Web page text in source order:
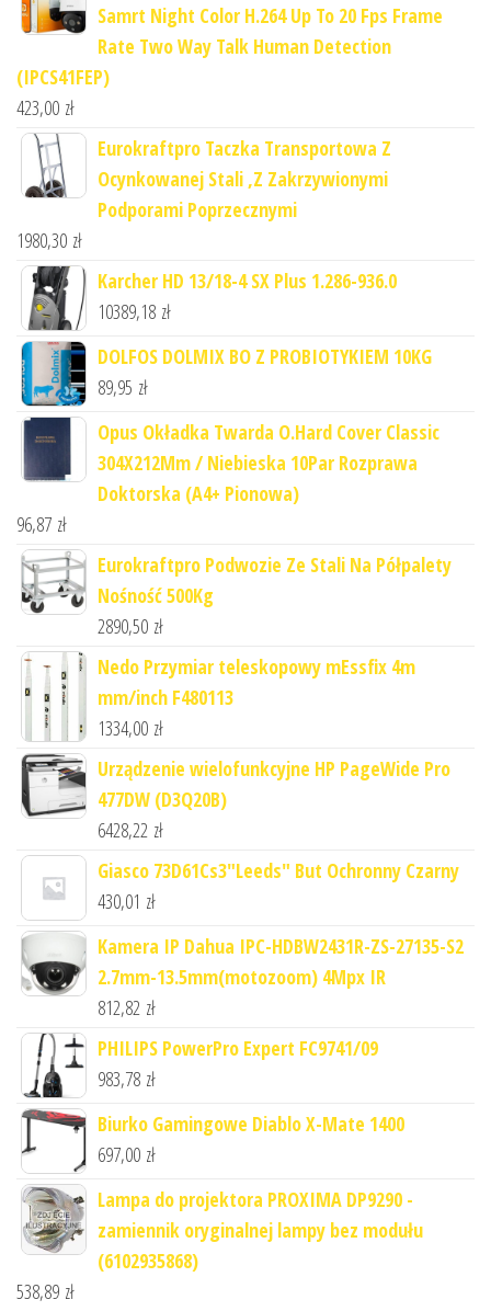
Samrt Night Color H.264 Up To 20 Fps Frame
Rate Two Way Talk Human Detection
(IPCS41FEP)
423,00 zł
Eurokraftpro Taczka Transportowa Z
Ocynkowanej Stali ,Z Zakrzywionymi
Podporami Poprzecznymi
1980,30 zł
Karcher HD 13/18-4 SX Plus 1.286-936.0
10389,18 zł
DOLFOS DOLMIX BO Z PROBIOTYKIEM 10KG
89,95 zł
Opus Okładka Twarda O.Hard Cover Classic
304X212Mm / Niebieska 10Par Rozprawa
Doktorska (A4+ Pionowa)
96,87 zł
Eurokraftpro Podwozie Ze Stali Na Półpalety
Nośność 500Kg
2890,50 zł
Nedo Przymiar teleskopowy mEssfix 4m
mm/inch F480113
1334,00 zł
Urządzenie wielofunkcyjne HP PageWide Pro
477DW (D3Q20B)
6428,22 zł
Giasco 73D61Cs3"Leeds" But Ochronny Czarny
430,01 zł
Kamera IP Dahua IPC-HDBW2431R-ZS-27135-S2
2.7mm-13.5mm(motozoom) 4Mpx IR
812,82 zł
PHILIPS PowerPro Expert FC9741/09
983,78 zł
Biurko Gamingowe Diablo X-Mate 1400
697,00 zł
Lampa do projektora PROXIMA DP9290 -
zamiennik oryginalnej lampy bez modułu
(6102935868)
538,89 zł